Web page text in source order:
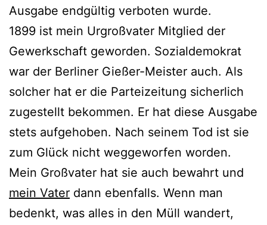
Ausgabe endgültig verboten wurde.
1899 ist mein Urgroßvater Mitglied der
Gewerkschaft geworden. Sozialdemokrat
war der Berliner Gießer-Meister auch. Als
solcher hat er die Parteizeitung sicherlich
zugestellt bekommen. Er hat diese Ausgabe
stets aufgehoben. Nach seinem Tod ist sie
zum Glück nicht weggeworfen worden.
Mein Großvater hat sie auch bewahrt und
mein Vater dann ebenfalls. Wenn man
bedenkt, was alles in den Müll wandert,